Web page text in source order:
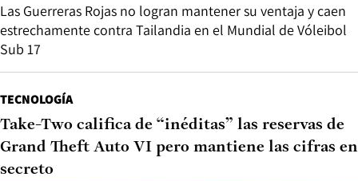
Las Guerreras Rojas no logran mantener su ventaja y caen
estrechamente contra Tailandia en el Mundial de Vóleibol
Sub 17
TECNOLOGÍA
Take-Two califica de “inéditas” las reservas de
Grand Theft Auto VI pero mantiene las cifras en
secreto